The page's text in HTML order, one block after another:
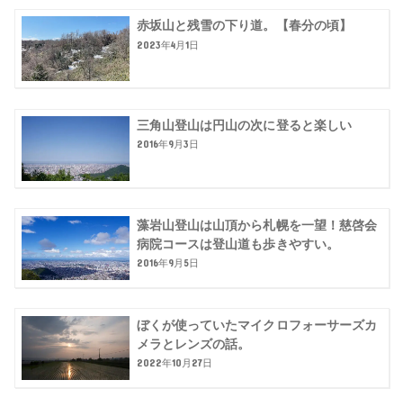
赤坂山と残雪の下り道。【春分の頃】
2023年4月1日
三角山登山は円山の次に登ると楽しい
2016年9月3日
藻岩山登山は山頂から札幌を一望！慈啓会
病院コースは登山道も歩きやすい。
2016年9月5日
ぼくが使っていたマイクロフォーサーズカ
メラとレンズの話。
2022年10月27日